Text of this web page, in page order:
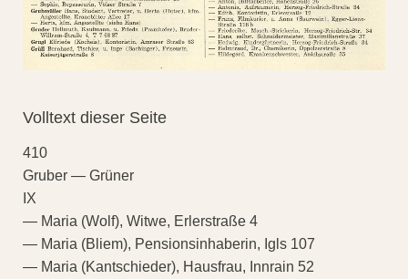
Volltext dieser Seite
410
Gruber — Grüner
IX
— Maria (Wolf), Witwe, Erlerstraße 4
— Maria (Bliem), Pensionsinhaberin, Igls 107
— Maria (Kantschieder), Hausfrau, Innrain 52